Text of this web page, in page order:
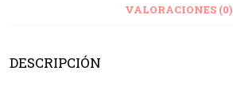
VALORACIONES (0)
DESCRIPCIÓN